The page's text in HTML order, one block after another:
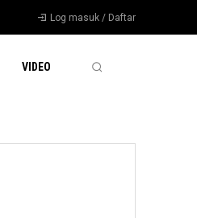
Log masuk / Daftar
VIDEO